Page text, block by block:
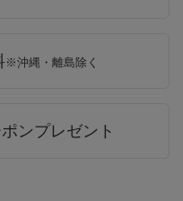
※沖縄・離島除く
ンプレゼント